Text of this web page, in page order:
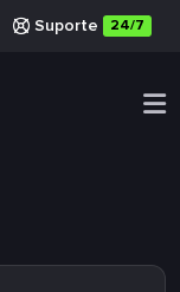
Suporte 24/7